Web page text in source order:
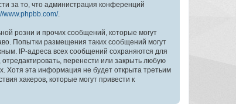
за то, что администрация конференций
www.phpbb.com/.
розни и прочих сообщений, которые могут
Попытки размещения таких сообщений могут
IP-адреса всех сообщений сохраняются для
перенести или закрыть любую
Хотя эта информация не будет открыта третьим
хакеров, которые могут привести к